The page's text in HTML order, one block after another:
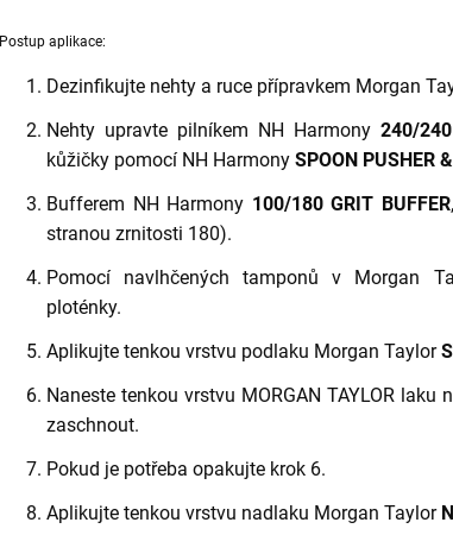
Postup aplikace:
Dezinfikujte nehty a ruce přípravkem Morgan
Nehty upravte pilníkem NH Harmony240/
kůžičky pomocí NH Harmony SPOON PUSHER
Bufferem NH Harmony 100/180 GRIT BUFFER
stranou zrnitosti 180).
Pomocí navlhčených tamponů v Morgan
ploténky.
Aplikujte tenkou vrstvu podlaku Morgan Taylor
Naneste tenkou vrstvu MORGAN TAYLOR
zaschnout.
Pokud je potřeba opakujte krok 6.
Aplikujte tenkou vrstvu nadlaku Morgan Taylor